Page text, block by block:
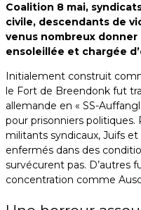
Coalition 8 mai,
civile, descendants de
venus nombreux
ensoleillée et chargée
Initialement construit
le Fort de Breendonk fut
allemande en « SS-
pour prisonniers
militants syndicaux, Juifs
enfermés dans des
survécurent pas. D’autres
concentration comme